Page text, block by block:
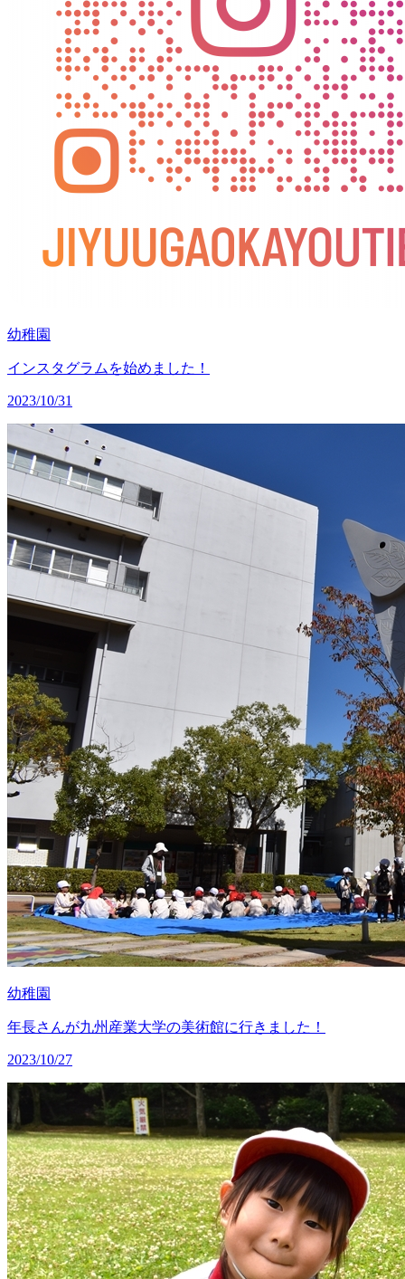
幼稚園
インスタグラムを始めました！
2023/10/31
幼稚園
年長さんが九州産業大学の美術館に行きました！
2023/10/27